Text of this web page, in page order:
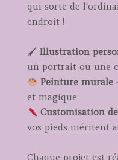
qui sorte de
endroit !
🖌 Illustration
un portrait ou une
Peinture murale
et magique
Customisation
vos pieds méritent
Chaque projet est